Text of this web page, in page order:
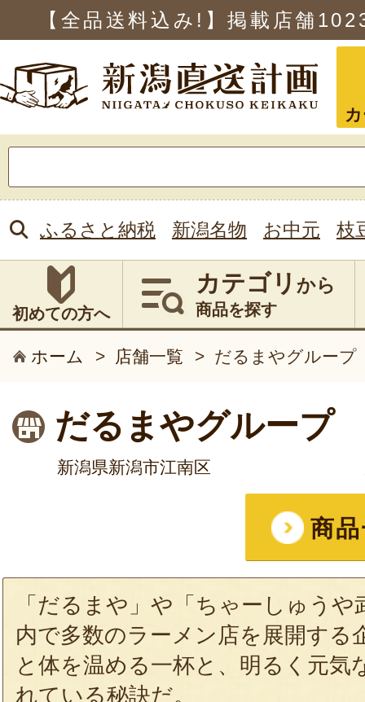
【全品送料込み!】掲載店舗
索:
ふるさと納税 新潟名物 お中元 枝
初めての方へ
カテゴリ から
商品を探す
ホーム > 店舗一覧 > だるまやグループ
だるまやグループ
新潟県新潟市江南区
商
「だるまや」や「ちゃーしゅう
内で多数のラーメン店を展開する
と体を温める一杯と、明るく元気
れている秘訣だ。